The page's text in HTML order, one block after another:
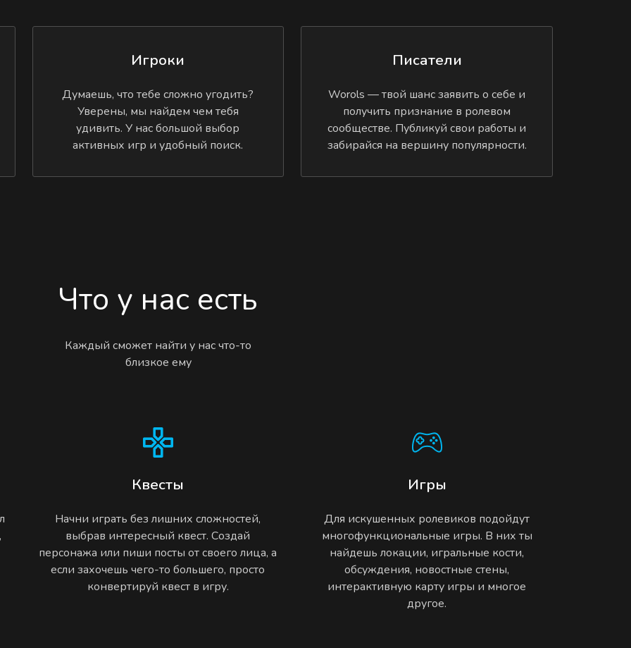
Игроки
Думаешь, что тебе сложно угодить?
Уверены, мы найдем чем тебя
удивить. У нас большой выбор
активных игр и удобный поиск.
Писатели
Worols — твой шанс заявить о себе и
получить признание в ролевом
сообществе. Публикуй свои работы и
забирайся на вершину популярности.
Что у нас есть
Каждый сможет найти у нас что-то
близкое ему
Квесты
Начни играть без лишних сложностей,
выбрав интересный квест. Создай
персонажа или пиши посты от своего лица, а
если захочешь чего-то большего, просто
конвертируй квест в игру.
Игры
Для искушенных ролевиков подойдут
многофункциональные игры. В них ты
найдешь локации, игральные кости,
обсуждения, новостные стены,
интерактивную карту игры и многое
другое.